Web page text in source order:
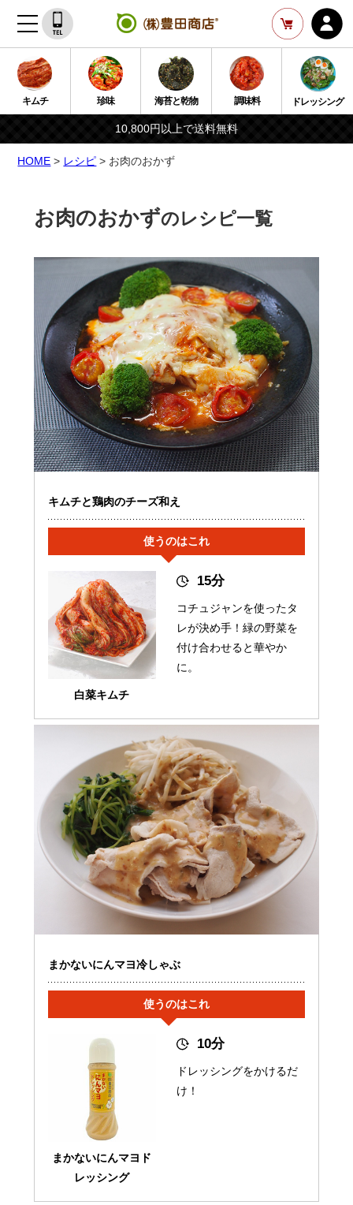
キムチ 珍味 海苔と乾物 調味料 ドレッシング
10,800円以上で送料無料
HOME > レシピ > お肉のおかず
お肉のおかずのレシピ一覧
キムチと鶏肉のチーズ和え
使うのはこれ
白菜キムチ
15分
コチュジャンを使ったタ
レが決め手！緑の野菜を
付け合わせると華やか
に。
まかないにんマヨ冷しゃぶ
使うのはこれ
まかないにんマヨド
レッシング
10分
ドレッシングをかけるだ
け！